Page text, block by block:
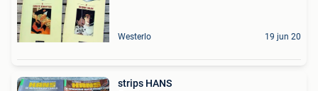
Westerlo 19 jun 20
strips HANS